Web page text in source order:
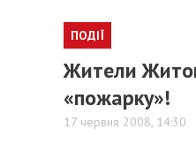
ПОДІЇ
Жители
«пожарку»!
17 червня 2008, 14:30